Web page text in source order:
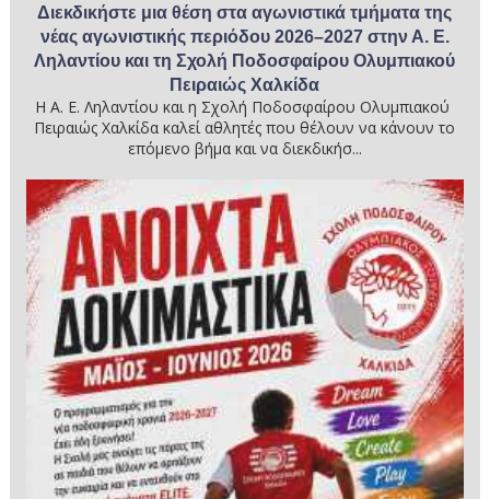
Διεκδικήστε μια θέση στα αγωνιστικά τμήματα της
νέας αγωνιστικής περιόδου 2026–2027 στην Α. Ε.
Ληλαντίου και τη Σχολή Ποδοσφαίρου Ολυμπιακού
Πειραιώς Χαλκίδα
Η Α. Ε. Ληλαντίου και η Σχολή Ποδοσφαίρου Ολυμπιακού
Πειραιώς Χαλκίδα καλεί αθλητές που θέλουν να κάνουν το
επόμενο βήμα και να διεκδικήσ...